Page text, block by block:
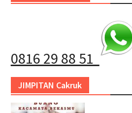
0816 29 88 51
JIMPITAN Cakruk